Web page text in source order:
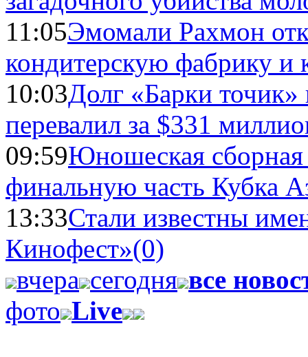
11:05Эмомали Рахмон
кондитерскую фабрику и
10:03Долг «Барки
перевалил за $331
09:59Юношеская
финальную часть Кубка
13:33Стали известны
Кинофест»(0)
вчера сегодня все
фото Live